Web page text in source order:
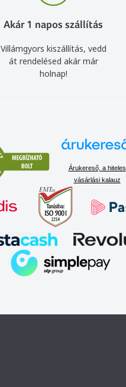
Akár 1 napos szállítás
Villámgyors kiszállítás, vedd
át rendelésed akár már
holnap!
Árukereső, a hiteles
vásárlási kalauz